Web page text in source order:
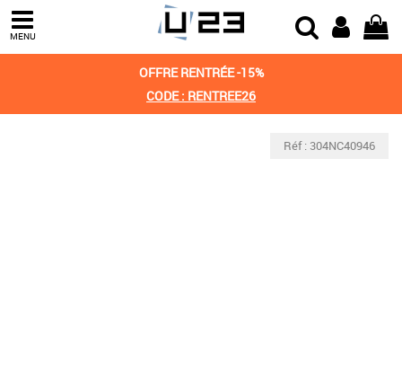
MENU
OFFRE RENTRÉE -15%
CODE : RENTREE26
Réf : 304NC40946